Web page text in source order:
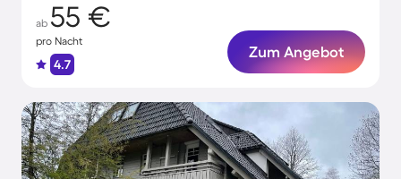
ab 55 €
pro Nacht
4.7
Zum Angebot